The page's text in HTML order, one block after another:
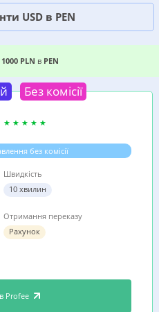
USD в PEN
ДЕ ДЕШЕВШЕ
1000 PLN в PEN
Без комісії
без комісії
Швидкість
10 хвилин
Отримання переказу
Рахунок
Profee